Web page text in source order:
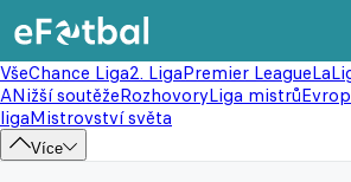
VšeChance Liga2. LigaPremier League
ANižší soutěžeRozhovoryLiga mistrů
ligaMistrovství světa
Více